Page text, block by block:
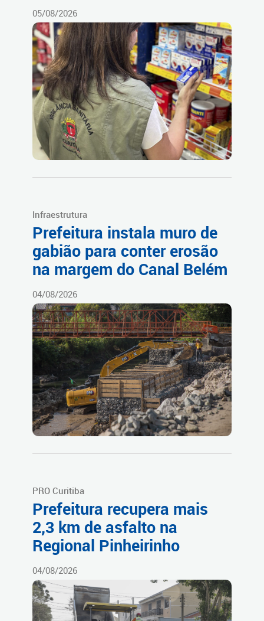
05/08/2026
Infraestrutura
Prefeitura instala muro de
gabião para conter erosão
na margem do Canal Belém
04/08/2026
PRO Curitiba
Prefeitura recupera mais
2,3 km de asfalto na
Regional Pinheirinho
04/08/2026